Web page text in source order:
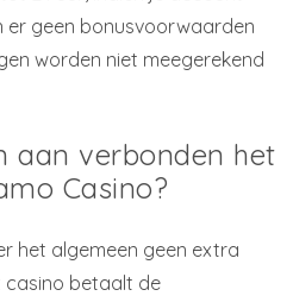
er geen bonusvoorwaarden
worden niet meegerekend
aan verbonden het
Casino?
het algemeen geen extra
casino betaalt de